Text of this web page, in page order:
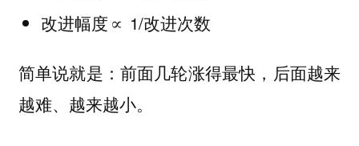
改进幅度∝ 1/改进次数
简单说就是：前面几轮涨得最快，后面越来
越难、越来越小。